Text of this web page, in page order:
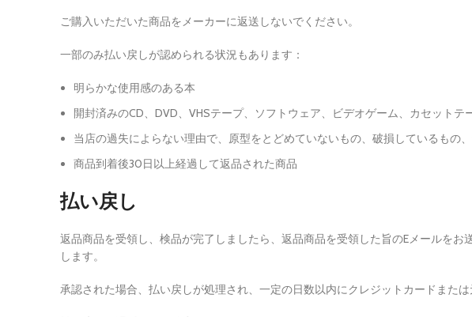
ご購入いただいた商品をメーカーに返送しないでください。
一部のみ払い戻しが認められる状況もあります：
明らかな使用感のある本
開封済みのCD、DVD、VHSテープ、ソフトウェア、ビデオゲーム、カセットテ
当店の過失によらない理由で、原型をとどめていないもの、破損しているもの、
商品到着後30日以上経過して返品された商品
払い戻し
返品商品を受領し、検品が完了しましたら、返品商品を受領した旨のEメールを
します。
承認された場合、払い戻しが処理され、一定の日数以内にクレジットカードまた